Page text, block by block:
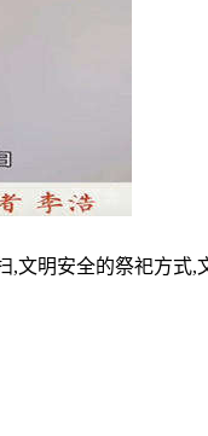
,文明安全的祭祀方